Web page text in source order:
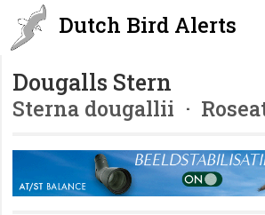
Dutch Bird Alerts
Dougalls Stern
Sterna dougallii ·